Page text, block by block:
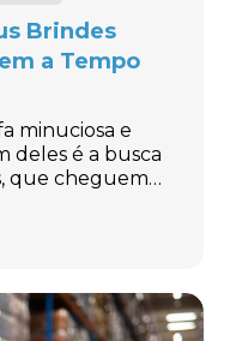
Brindes
a Tempo
minuciosa e
deles é a busca
que cheguem…